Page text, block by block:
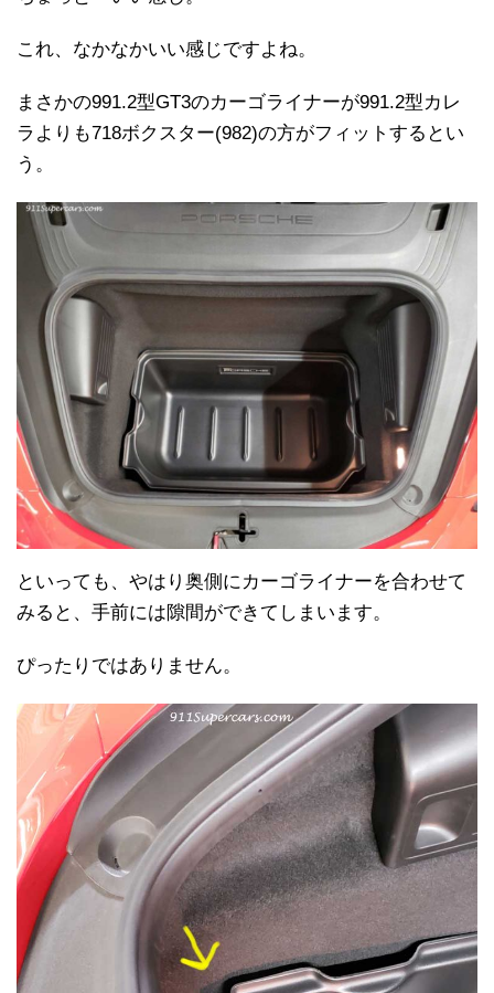
これ、なかなかいい感じですよね。
まさかの991.2型GT3のカーゴライナーが991.2型カレ
ラよりも718ボクスター(982)の方がフィットするとい
う。
といっても、やはり奥側にカーゴライナーを合わせて
みると、手前には隙間ができてしまいます。
ぴったりではありません。